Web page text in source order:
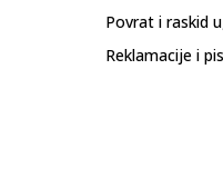
Povrat i raskid
Reklamacije i